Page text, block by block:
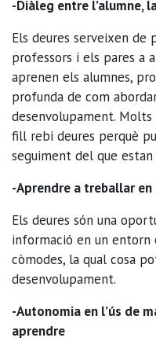
-Diàleg entre l’alumne,
Els deures serveixen de
professors i els pares a
aprenen els alumnes,
profunda de com
desenvolupament.
fill rebi deures perquè
seguiment del que estan
-Aprendre a treballar
Els deures són una
informació en un entorn
còmodes, la qual cosa
desenvolupament.
-Autonomia en l’ús de
aprendre